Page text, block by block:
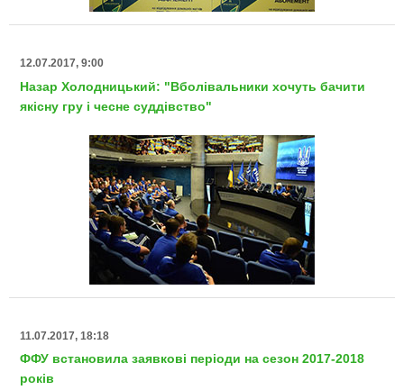
12.07.2017, 9:00
Назар Холодницький: "Вболівальники хочуть бачити
якісну гру і чесне суддівство"
11.07.2017, 18:18
ФФУ встановила заявкові періоди на сезон 2017-2018
років